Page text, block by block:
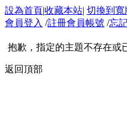
設為首頁|收藏本站| 切換到寬
會員登入 /註冊會員帳號 /忘
抱歉，指定的主題不存在或
返回頂部